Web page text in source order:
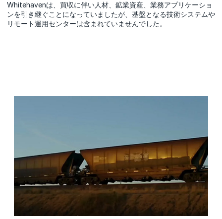
Whitehavenは、買収に伴い人材、鉱業資産、業務アプリケーショ
ンを引き継ぐことになっていましたが、基盤となる技術システムや
リモート運用センターは含まれていませんでした。